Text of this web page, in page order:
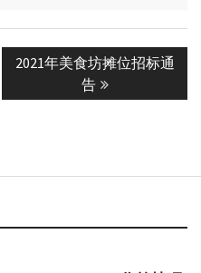
Next
2021年美食坊摊位招标通
告